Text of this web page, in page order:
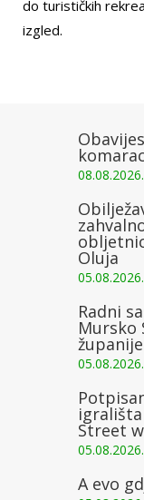
do turističkih
izgled.
08.08.2026.
Oluja
05.08.2026.
Radni
Mursko
županije
05.08.2026.
Street
05.08.2026.
A evo